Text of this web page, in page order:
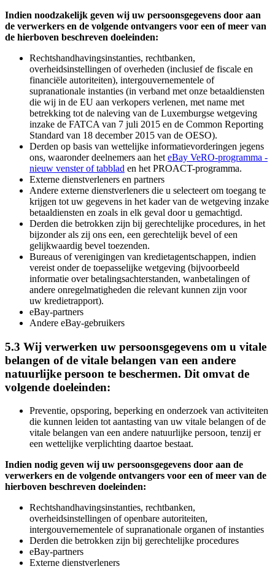
Indien noodzakelijk geven wij uw persoonsgegevens door aan
de verwerkers en de volgende ontvangers voor een of meer van
de hierboven beschreven doeleinden:
Rechtshandhavingsinstanties, rechtbanken,
overheidsinstellingen of overheden (inclusief de fiscale en
financiële autoriteiten), intergouvernementele of
supranationale instanties (in verband met onze betaaldiensten
die wij in de EU aan verkopers verlenen, met name met
betrekking tot de naleving van de Luxemburgse wetgeving
inzake de FATCA van 7 juli 2015 en de Common Reporting
Standard van 18 december 2015 van de OESO).
Derden op basis van wettelijke informatievorderingen jegens
ons, waaronder deelnemers aan het eBay VeRO-programma -
nieuw venster of tabblad en het PROACT-programma.
Externe dienstverleners en partners
Andere externe dienstverleners die u selecteert om toegang te
krijgen tot uw gegevens in het kader van de wetgeving inzake
betaaldiensten en zoals in elk geval door u gemachtigd.
Derden die betrokken zijn bij gerechtelijke procedures, in het
bijzonder als zij ons een, een gerechtelijk bevel of een
gelijkwaardig bevel toezenden.
Bureaus of verenigingen van kredietagentschappen, indien
vereist onder de toepasselijke wetgeving (bijvoorbeeld
informatie over betalingsachterstanden, wanbetalingen of
andere onregelmatigheden die relevant kunnen zijn voor
uw kredietrapport).
eBay-partners
Andere eBay-gebruikers
5.3 Wij verwerken uw persoonsgegevens om u vitale
belangen of de vitale belangen van een andere
natuurlijke persoon te beschermen. Dit omvat de
volgende doeleinden:
Preventie, opsporing, beperking en onderzoek van activiteiten
die kunnen leiden tot aantasting van uw vitale belangen of de
vitale belangen van een andere natuurlijke persoon, tenzij er
een wettelijke verplichting daartoe bestaat.
Indien nodig geven wij uw persoonsgegevens door aan de
verwerkers en de volgende ontvangers voor een of meer van de
hierboven beschreven doeleinden:
Rechtshandhavingsinstanties, rechtbanken,
overheidsinstellingen of openbare autoriteiten,
intergouvernementele of supranationale organen of instanties
Derden die betrokken zijn bij gerechtelijke procedures
eBay-partners
Externe dienstverleners